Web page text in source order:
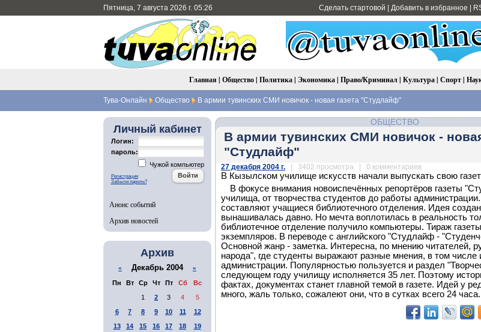
Пятница, 7 августа 2026 г. 05:26 Сделать стартовой Добавить в избранное
Главная | Общество| Политика| Экономика| Право/Криминал| Культура| Спорт|
Тува-Онлайн Общество В армии тувинских СМИ новичок - новая газета "Студлайф"
Личный кабинет
Логин:
пароль:
Чужой компьютер
Регистрация
Забыли пароль?
Анонс событий
Архив новостей
Архив
« Декабрь 2004 »
Пн Вт Ср Чт Пт Сб
Вс
1
2 3 4
5
6
7 8 9 10 11
12
13
14 15 16 17 18
19
ОБЩЕСТВО
В армии тувинских СМИ новичок -
"Студлайф"
27 декабря 2004 г. | 3402 просмотра | 0 комментариев
В Кызылском училище искусств начали выпускать свою
В фокусе внимания новоиспечённых репортёров газеты
училища, от творчества студентов до работы
составляют учащиеся библиотечного отделения. Идея
вынашивалась давно. Но мечта воплотилась в реальность
библиотечное отделение получило компьютеры. Тираж
экземпляров. В переводе с английского "Студлайф -
Основной жанр - заметка. Интересна, по мнению читателей,
народа", где студенты выражают разные мнения, в том числе
администрации. Популярностью пользуется и раздел
следующем году училищу исполняется 35 лет. Поэтому
фактах, документах станет главной темой в газете. Идей у
много, жаль только, сожалеют они, что в сутках всего 24 часа.